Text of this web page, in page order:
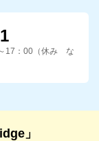
17：00（休み な
」